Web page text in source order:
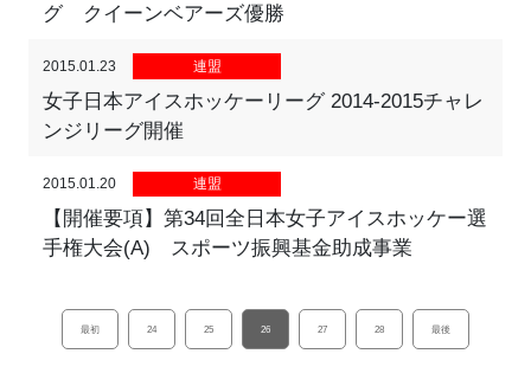
グ クイーンベアーズ優勝
2015.01.23 連盟
女子日本アイスホッケーリーグ 2014-2015チャレ
ンジリーグ開催
2015.01.20 連盟
【開催要項】第34回全日本女子アイスホッケー選
手権大会(A) スポーツ振興基金助成事業
最初 24 25 26 27 28 最後